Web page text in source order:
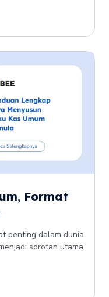
Format
penting dalam dunia
sorotan utama